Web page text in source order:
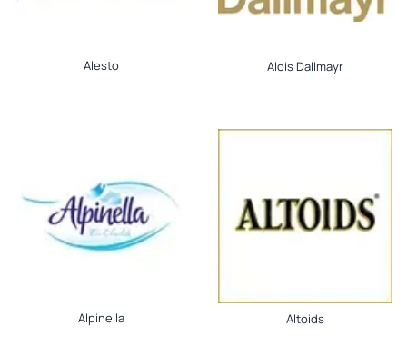
Alesto Alois Dallmayr
Alpinella Altoids